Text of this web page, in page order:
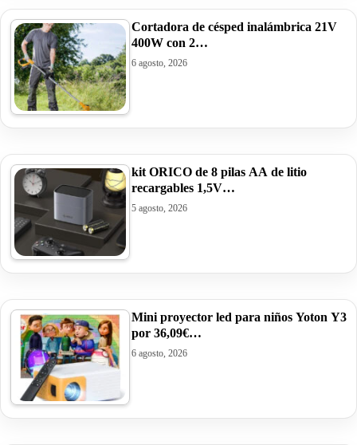
Cortadora de césped inalámbrica 21V
400W con 2…
6 agosto, 2026
kit ORICO de 8 pilas AA de litio
recargables 1,5V…
5 agosto, 2026
Mini proyector led para niños Yoton Y3
por 36,09€…
6 agosto, 2026